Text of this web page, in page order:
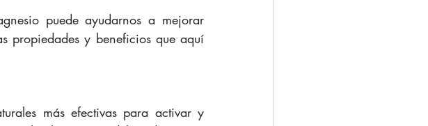
puede ayudarnos a mejorar
propiedades y beneficios que aquí
más efectivas para activar y